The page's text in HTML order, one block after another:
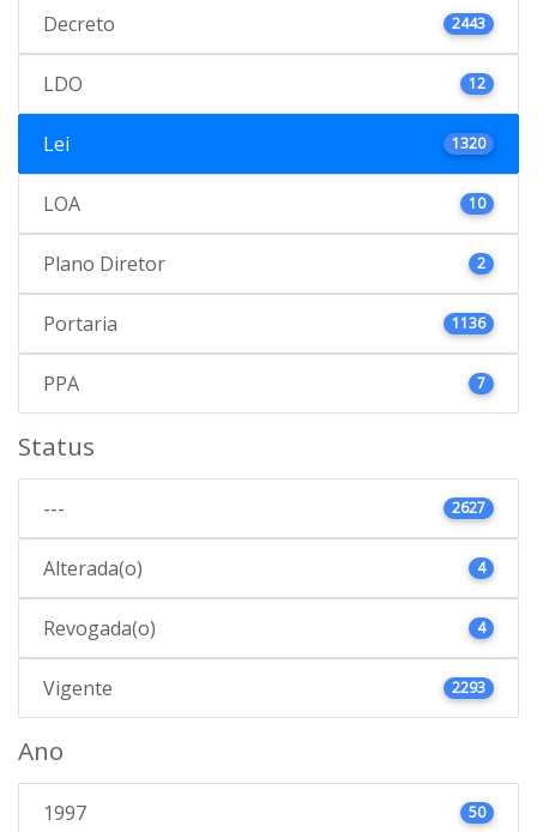
Decreto 2443
LDO 12
Lei 1320
LOA 10
Plano Diretor 2
Portaria 1136
PPA 7
Status
--- 2627
Alterada(o) 4
Revogada(o) 4
Vigente 2293
Ano
1997 50